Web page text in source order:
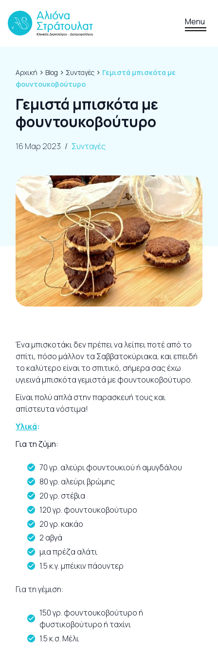
Menu
Αρχική › Blog › Συνταγές › Γεμιστά μπισκότα με
φουντουκοβούτυρο
Γεμιστά μπισκότα με
φουντουκοβούτυρο
16 Μαρ 2023 / Συνταγές
Ένα μπισκοτάκι δεν πρέπει να λείπει ποτέ από το
σπίτι, πόσο μάλλον τα Σαββατοκύριακα, και επειδή
το καλύτερο είναι το σπιτικό, σήμερα σας έχω
υγιεινά μπισκότα γεμιστά με φουντουκοβούτυρο.
Είναι πολύ απλά στην παρασκευή τους και
απίστευτα νόστιμα!
Υλικά:
Για τη ζύμη:
70 γρ. αλεύρι φουντουκιού ή αμυγδάλου
80 γρ. αλεύρι βρώμης
20 γρ. στέβια
120 γρ. φουντουκοβούτυρο
20 γρ. κακάο
2 αβγά
μια πρέζα αλάτι
1.5 κ.γ. μπέικιν πάουντερ
Για τη γέμιση:
150 γρ. φουντουκοβούτυρο ή
φυστικοβούτυρο ή ταχίνι
1.5 κ.σ. Μέλι